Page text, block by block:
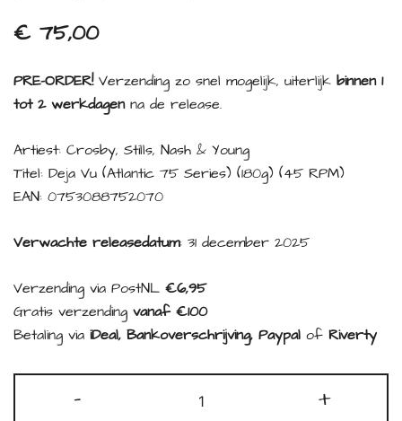
€75,00
PRE-ORDER!Verzending zo snel mogelijk, uiterlijk binnen 1
tot 2 werkdagen na de release.
Artiest: Crosby, Stills, Nash & Young
Titel: Deja Vu (Atlantic 75 Series) (180g) (45 RPM)
EAN: 0753088752070
Verwachte releasedatum: 31 december 2025
Verzending via PostNL €6,95
Gratis verzending vanaf €100
Betaling via iDeal, Bankoverschrijving, Paypal of Riverty
-
Stills,
+